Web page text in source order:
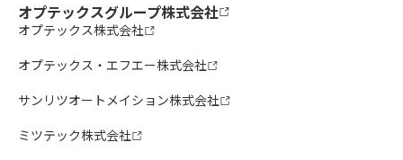
オプテックスグループ株式会社
オプテックス株式会社
オプテックス・エフエー株式会社
サンリツオートメイション株式会社
ミツテック株式会社